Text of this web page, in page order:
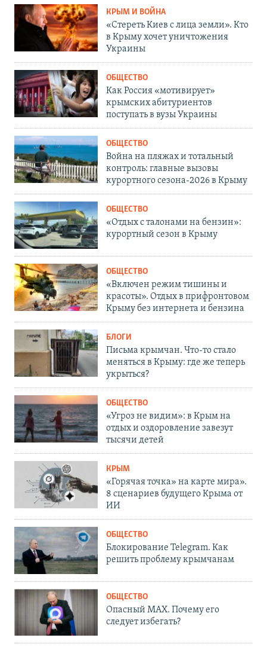
КРЫМ И ВОЙНА
«Стереть Киев с лица земли». Кто
в Крыму хочет уничтожения
Украины
ОБЩЕСТВО
Как Россия «мотивирует»
крымских абитуриентов
поступать в вузы Украины
ОБЩЕСТВО
Война на пляжах и тотальный
контроль: главные вызовы
курортного сезона-2026 в Крыму
ОБЩЕСТВО
«Отдых с талонами на бензин»:
курортный сезон в Крыму
ОБЩЕСТВО
«Включен режим тишины и
красоты». Отдых в прифронтовом
Крыму без интернета и бензина
БЛОГИ
Письма крымчан. Что-то стало
меняться в Крыму: где же теперь
укрыться?
ОБЩЕСТВО
«Угроз не видим»: в Крым на
отдых и оздоровление завезут
тысячи детей
КРЫМ
«Горячая точка» на карте мира».
8 сценариев будущего Крыма от
ИИ
ОБЩЕСТВО
Блокирование Telegram. Как
решить проблему крымчанам
ОБЩЕСТВО
Опасный MAX. Почему его
следует избегать?